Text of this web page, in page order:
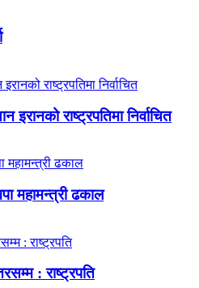
राष्ट्रपतिमा निर्वाचित
महामन्त्री ढकाल
: राष्ट्रपति